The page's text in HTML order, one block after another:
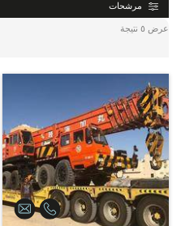
مرشحات
عرض ٥ نتيجة